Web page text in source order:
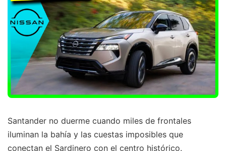
Santander no duerme cuando miles de frontales
iluminan la bahía y las cuestas imposibles que
conectan el Sardinero con el centro histórico.